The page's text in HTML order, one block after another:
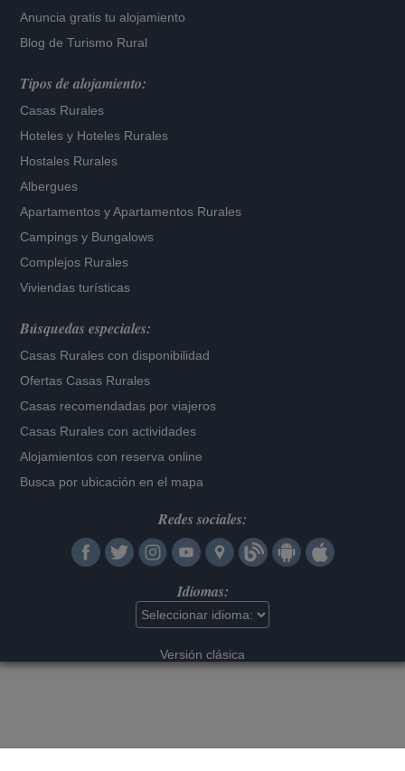
Anuncia gratis tu alojamiento
Blog de Turismo Rural
Tipos de alojamiento:
Casas Rurales
Hoteles y Hoteles Rurales
Hostales Rurales
Albergues
Apartamentos yApartamentos Rurales
Campings y Bungalows
Complejos Rurales
Viviendas turísticas
Búsquedas especiales:
Casas Rurales con disponibilidad
Ofertas Casas Rurales
Casas recomendadas por viajeros
Casas Rurales con actividades
Alojamientos con reserva online
Busca por ubicación en el mapa
Redes sociales:
Idiomas:
Versión clásica